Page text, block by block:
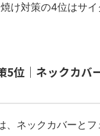
け対策の4位はサイ
5位｜ネックカバ
、ネックカバーとフ